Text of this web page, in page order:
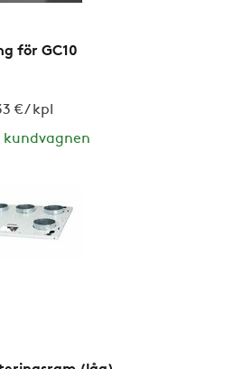
för GC10
€ / kpl
kundvagnen